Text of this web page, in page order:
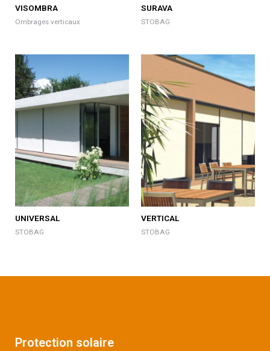
VISOMBRA
Ombrages verticaux
SURAVA
STOBAG
UNIVERSAL
STOBAG
VERTICAL
STOBAG
Protection solaire